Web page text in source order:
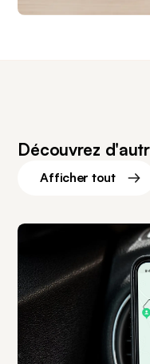
Découvrez
Afficher tout